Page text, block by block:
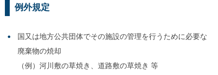
例外規定
国又は地方公共団体でその施設の管理を行うために必要な
廃棄物の焼却
（例）河川敷の草焼き、道路敷の草焼き 等